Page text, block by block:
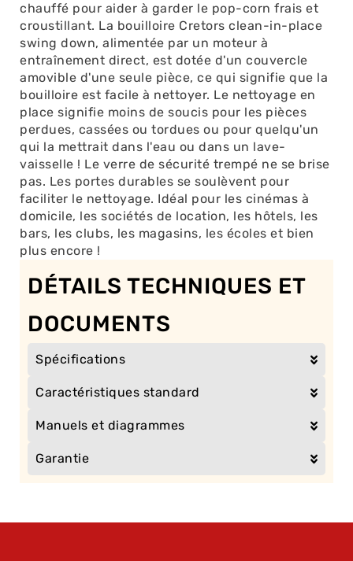
chauffé pour aider à garder le pop-corn frais et
croustillant. La bouilloire Cretors clean-in-place
swing down, alimentée par un moteur à
entraînement direct, est dotée d'un couvercle
amovible d'une seule pièce, ce qui signifie que la
bouilloire est facile à nettoyer. Le nettoyage en
place signifie moins de soucis pour les pièces
perdues, cassées ou tordues ou pour quelqu'un
qui la mettrait dans l'eau ou dans un lave-
vaisselle ! Le verre de sécurité trempé ne se brise
pas. Les portes durables se soulèvent pour
faciliter le nettoyage. Idéal pour les cinémas à
domicile, les sociétés de location, les hôtels, les
bars, les clubs, les magasins, les écoles et bien
plus encore !
DÉTAILS TECHNIQUES ET
DOCUMENTS
Spécifications
Caractéristiques standard
Manuels et diagrammes
Garantie